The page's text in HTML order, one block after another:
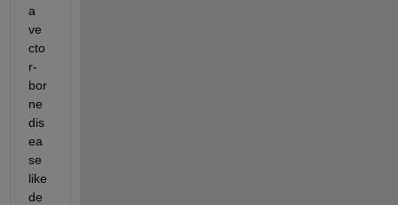
a
ve
cto
r-
bor
ne
dis
ea
se
like
de